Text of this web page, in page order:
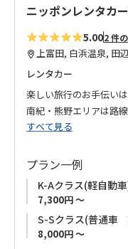
ニッポンレンタカ
5.002 件
上富田, 白浜温泉, 田
レンタカー
楽しい旅行のお手伝い
南紀・熊野エリアは路
スには効率よく自由に
すべて見る
プラン一例
K-Aクラス(軽自動
7,300円 ～
S-Sクラス(普通車
8,000円 ～